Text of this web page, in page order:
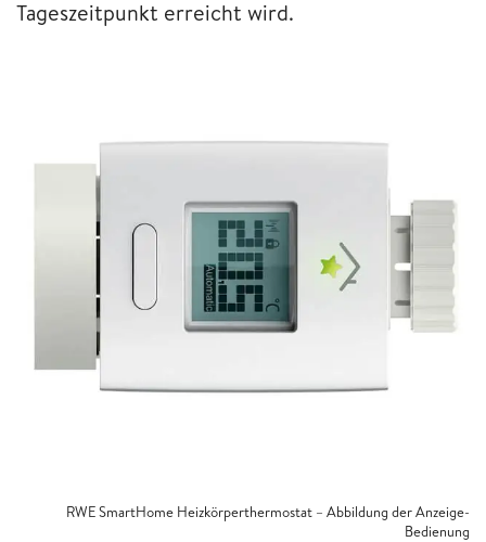
Tageszeitpunkt erreicht wird.
RWE SmartHome Heizkörperthermostat – Abbildung der Anzeige-
Bedienung